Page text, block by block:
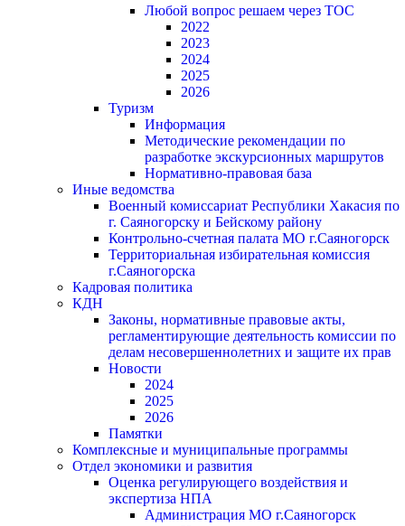
Любой вопрос решаем через ТОС
2022
2023
2024
2025
2026
Туризм
Информация
Методические рекомендации по
разработке экскурсионных маршрутов
Нормативно-правовая база
Иные ведомства
Военный комиссариат Республики Хакасия по
г. Саяногорску и Бейскому району
Контрольно-счетная палата МО г.Саяногорск
Территориальная избирательная комиссия
г.Саяногорска
Кадровая политика
КДН
Законы, нормативные правовые акты,
регламентирующие деятельность комиссии по
делам несовершеннолетних и защите их прав
Новости
2024
2025
2026
Памятки
Комплексные и муниципальные программы
Отдел экономики и развития
Оценка регулирующего воздействия и
экспертиза НПА
Администрация МО г.Саяногорск